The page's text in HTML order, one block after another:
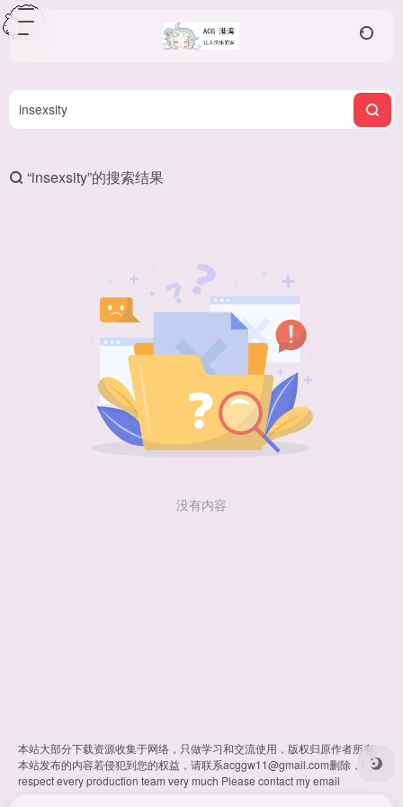
“insexsity”的搜索结果
没有内容
本站大部分下载资源收集于网络，只做学习和交流使用，版权归原作者所有。
本站发布的内容若侵犯到您的权益，请联系acggw11@gmail.com删除，I
respect every production team very much Please contact my email